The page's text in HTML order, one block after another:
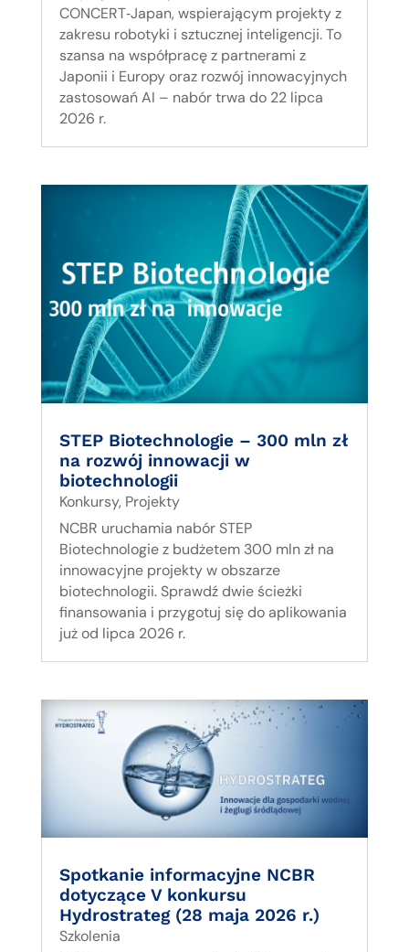
CONCERT‑Japan, wspierającym projekty z
zakresu robotyki i sztucznej inteligencji. To
szansa na współpracę z partnerami z
Japonii i Europy oraz rozwój innowacyjnych
zastosowań AI – nabór trwa do 22 lipca
2026 r.
STEP Biotechnologie – 300 mln zł
na rozwój innowacji w
biotechnologii
Konkursy, Projekty
NCBR uruchamia nabór STEP
Biotechnologie z budżetem 300 mln zł na
innowacyjne projekty w obszarze
biotechnologii. Sprawdź dwie ścieżki
finansowania i przygotuj się do aplikowania
już od lipca 2026 r.
Spotkanie informacyjne NCBR
dotyczące V konkursu
Hydrostrateg (28 maja 2026 r.)
Szkolenia